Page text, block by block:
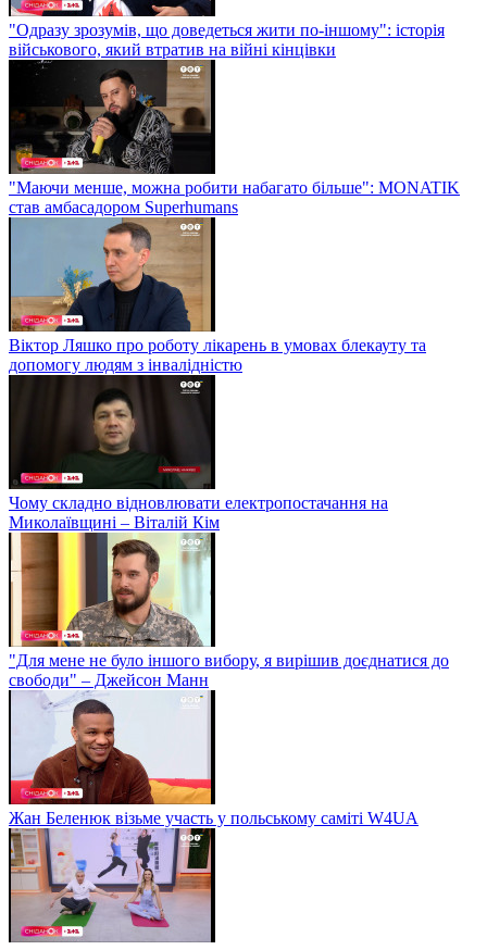
"Одразу зрозумів, що доведеться жити по-іншому": історія
військового, який втратив на війні кінцівки
"Маючи менше, можна робити набагато більше": MONATIK
став амбасадором Superhumans
Віктор Ляшко про роботу лікарень в умовах блекауту та
допомогу людям з інвалідністю
Чому складно відновлювати електропостачання на
Миколаївщині – Віталій Кім
"Для мене не було іншого вибору, я вирішив доєднатися до
свободи" – Джейсон Манн
Жан Беленюк візьме участь у польському саміті W4UA